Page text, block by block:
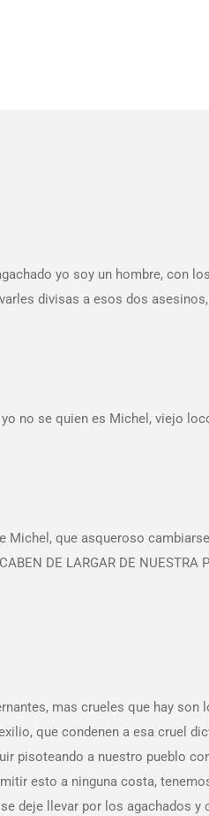
yo soy un hombre, con
divisas a esos dos
no se quien es Michel, viejo
Michel, que asqueroso
DE LARGAR DE NUESTRA
mas crueles que hay
que condenen a esa cruel
pisoteando a nuestro pueblo
esto a ninguna costa,
deje llevar por los agachados y